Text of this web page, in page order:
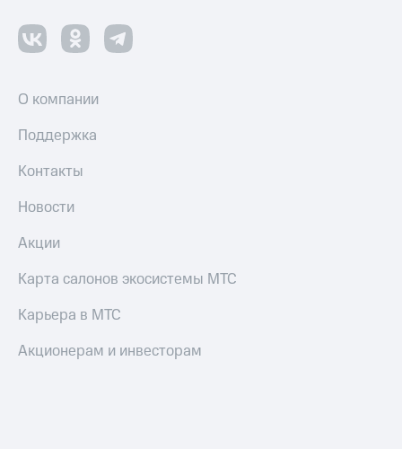
О компании
Поддержка
Контакты
Новости
Акции
Карта салонов экосистемы МТС
Карьера в МТС
Акционерам и инвесторам